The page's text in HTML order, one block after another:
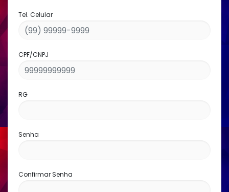
Tel. Celular
CPF/CNPJ
RG
Senha
Confirmar Senha